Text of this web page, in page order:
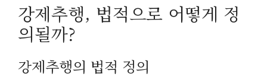
강제추행, 법적으로 어떻게 정
의될까?
강제추행의 법적 정의